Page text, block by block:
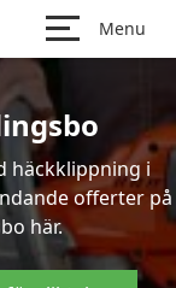
Menu
häckklippning i
offerter på
här.